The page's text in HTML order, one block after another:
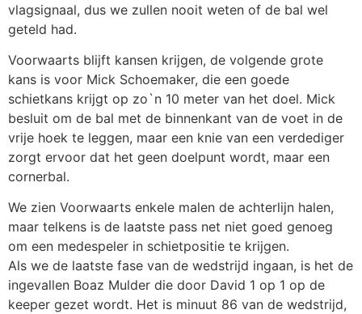
vlagsignaal, dus we zullen nooit weten of de bal wel
geteld had.
Voorwaarts blijft kansen krijgen, de volgende grote
kans is voor Mick Schoemaker, die een goede
schietkans krijgt op zo`n 10 meter van het doel. Mick
besluit om de bal met de binnenkant van de voet in de
vrije hoek te leggen, maar een knie van een verdediger
zorgt ervoor dat het geen doelpunt wordt, maar een
cornerbal.
We zien Voorwaarts enkele malen de achterlijn halen,
maar telkens is de laatste pass net niet goed genoeg
om een medespeler in schietpositie te krijgen.
Als we de laatste fase van de wedstrijd ingaan, is het de
ingevallen Boaz Mulder die door David 1 op 1 op de
keeper gezet wordt. Het is minuut 86 van de wedstrijd,